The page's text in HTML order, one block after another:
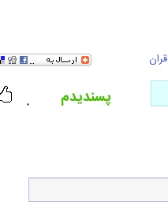
قران
۰ پسندیدم